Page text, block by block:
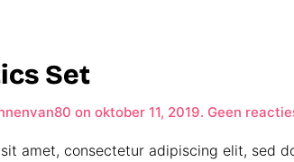
Set
on oktober 11, 2019. Geen
amet, consectetur adipiscing elit, sed